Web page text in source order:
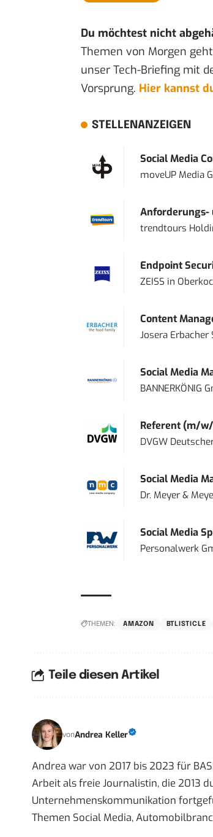
Du möchtest nicht
Themen von Morgen
unser Tech-Briefing mit
Vorsprung. Hier kannst
STELLENANZEIGEN
Social Media
moveUP Media
Anforderungs-
trendtours
Endpoint
ZEISS in
Content
Josera Erbacher
Social Media
BANNERKÖNIG
Referent (m/
DVGW
Social Media
Dr. Meyer &
Social Media
Personalwerk
THEMEN: AMAZON BTLISTICLE
Teile diesen Artikel
vonAndrea Keller
Andrea war von 2017 bis 2023 für
Arbeit als freie Journalistin, die 2013
Unternehmenskommunikation
Themen Social Media,